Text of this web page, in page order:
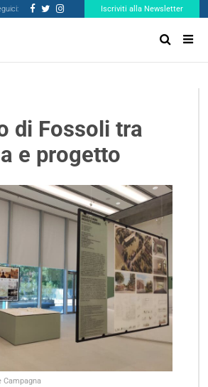
Iscriviti alla Newsletter
di Fossoli tra
e progetto
Campagna